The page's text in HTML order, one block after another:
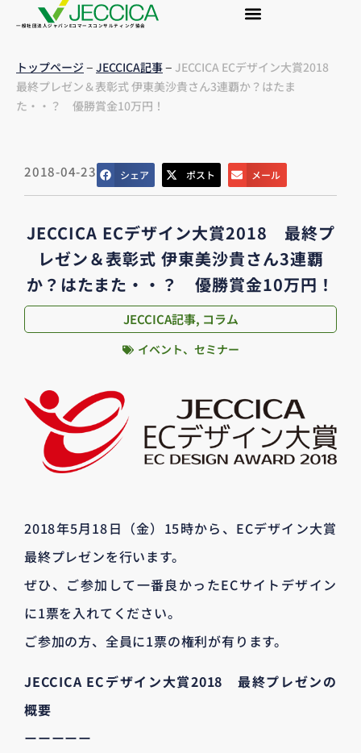
一般社団法人ジャパンEコマースコンサルティング協会
トップページ– JECCICA記事– JECCICA ECデザイン大賞2018
最終プレゼン＆表彰式 伊東美沙貴さん3連覇か？はたま
た・・？ 優勝賞金10万円！
2018-04-23 シェア ポスト メール
JECCICA ECデザイン大賞2018 最終プ
レゼン＆表彰式 伊東美沙貴さん3連覇
か？はたまた・・？ 優勝賞金10万円！
JECCICA記事, コラム
イベント、セミナー
2018年5月18日（金）15時から、ECデザイン大賞
最終プレゼンを行います。
ぜひ、ご参加して一番良かったECサイトデザイン
に1票を入れてください。
ご参加の方、全員に1票の権利が有ります。
JECCICA ECデザイン大賞2018 最終プレゼンの
概要
ーーーーー